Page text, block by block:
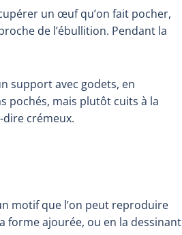
un œuf qu’on fait pocher,
de l’ébullition. Pendant la
support avec godets, en
pochés, mais plutôt cuits à la
dire crémeux.
motif que l’on peut reproduire
forme ajourée, ou en la dessinant